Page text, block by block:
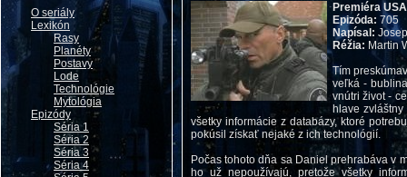
O seriály
Lexikón
Rasy
Planéty
Postavy
Lode
Technológie
Mytológia
Epizódy
Séria 1
Séria 2
Séria 3
Séria 4
Premiéra
Epizóda: 705
Napísal:
Réžia: Martin
Tím
veľká -
vnútri život -
hlave
všetky informácie z databázy, ktoré
pokúsil získať nejaké z ich technológií.
Počas tohoto dňa sa Daniel prehrabáva v
ho už nepoužívajú, pretože všetky